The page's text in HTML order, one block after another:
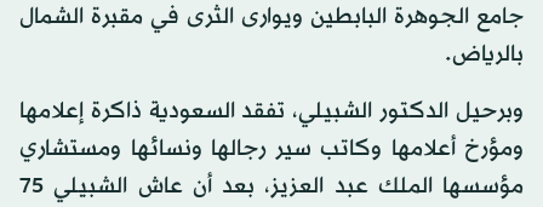
جامع الجوهرة البابطين ويوارى الثرى في مقبرة الشمال
بالرياض.
وبرحيل الدكتور الشبيلي، تفقد السعودية ذاكرة إعلامها
ومؤرخ أعلامها وكاتب سير رجالها ونسائها ومستشاري
مؤسسها الملك عبد العزيز، بعد أن عاش الشبيلي 75